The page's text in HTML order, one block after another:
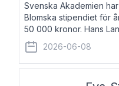
Svenska Akademien
Blomska stipendiet för
50 000 kronor. Hans
professor i svenska vid
disputerade år 2000 på
2026-06-08